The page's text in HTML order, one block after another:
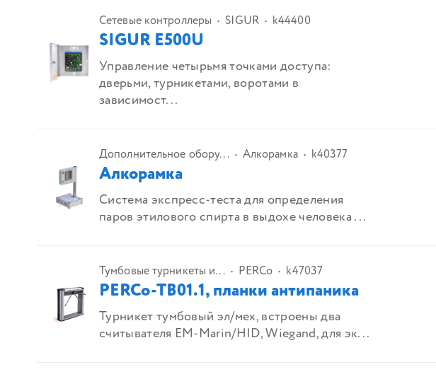
Сетевые контроллеры SIGUR k44400
SIGUR E500U
Управление четырьмя точками доступа:
дверьми, турникетами, воротами в
зависимост...
Дополнительное обору... Алкорамка k40377
Алкорамка
Система экспресс-теста для определения
паров этилового спирта в выдохе человека ...
Тумбовые турникеты и... PERCo k47037
PERCo-TB01.1, планки антипаника
Турникет тумбовый эл/мех, встроены два
считывателя EM-Marin/HID, Wiegand, для эк...